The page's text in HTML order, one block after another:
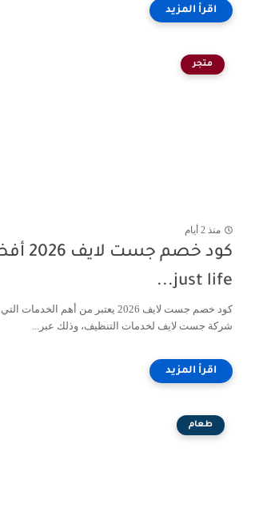
متجر
منذ 2 أيام
كود
just life...
كود خصم جست لايف 2026 يعتبر من أهم
شركة جست لايف لخدمات التنظيف، وذلك عبر...
طعام